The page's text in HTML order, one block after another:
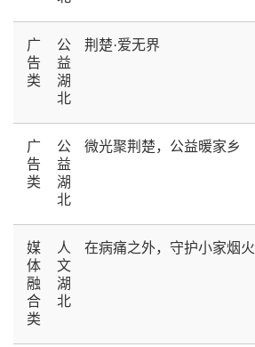
广
告
类
公
益
湖
北
荆楚·爱无界
广
告
类
公
益
湖
北
微光聚荆楚，公益暖家乡
媒
体
融
合
类
人
文
湖
北
在病痛之外，守护小家烟火